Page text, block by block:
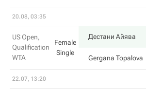
20.08, 03:35
US Open,
Qualification
WTA
Female
Single
Дестани Айява
Gergana Topalova
22.07, 13:20